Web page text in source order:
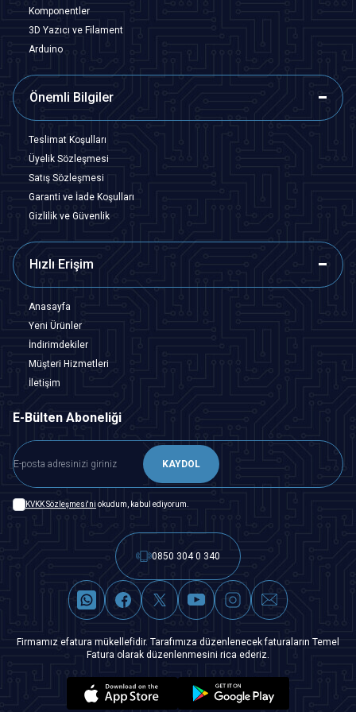
Komponentler
3D Yazıcı ve Filament
Arduino
Önemli Bilgiler
Teslimat Koşulları
Üyelik Sözleşmesi
Satış Sözleşmesi
Garanti ve İade Koşulları
Gizlilik ve Güvenlik
Hızlı Erişim
Anasayfa
Yeni Ürünler
İndirimdekiler
Müşteri Hizmetleri
İletişim
E-Bülten Aboneliği
KAYDOL
KVKK Sözleşmesi'ni okudum, kabul ediyorum.
0850 304 0 340
Firmamız efatura mükellefidir. Tarafımıza düzenlenecek faturaların Temel
Fatura olarak düzenlenmesini rica ederiz.